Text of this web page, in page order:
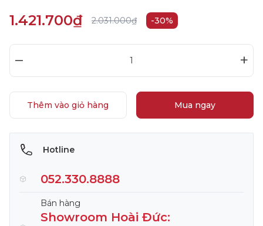
1.421.700₫ 2.031.000₫ -30%
– +
Thêm vào giỏ hàng Mua ngay
Hotline
052.330.8888
Bán hàng
Showroom Hoài Đức: